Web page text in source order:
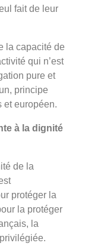
fait de leur
la capacité de
qui n’est
pure et
principe
et européen.
à la dignité
de la
protéger la
la protéger
la